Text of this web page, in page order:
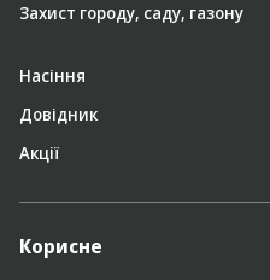
Захист городу, саду, газону
Насіння
Довідник
Акції
Корисне